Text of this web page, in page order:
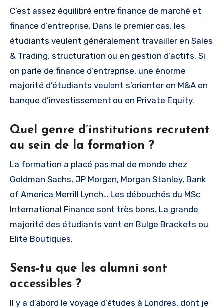
C’est assez équilibré entre finance de marché et
finance d’entreprise. Dans le premier cas, les
étudiants veulent généralement travailler en Sales
& Trading, structuration ou en gestion d’actifs. Si
on parle de finance d’entreprise, une énorme
majorité d’étudiants veulent s’orienter en M&A en
banque d’investissement ou en Private Equity.
Quel genre d’institutions recrutent
au sein de la formation ?
La formation a placé pas mal de monde chez
Goldman Sachs, JP Morgan, Morgan Stanley, Bank
of America Merrill Lynch… Les débouchés du MSc
International Finance sont très bons. La grande
majorité des étudiants vont en Bulge Brackets ou
Elite Boutiques.
Sens-tu que les alumni sont
accessibles ?
Il y a d’abord le voyage d’études à Londres, dont je